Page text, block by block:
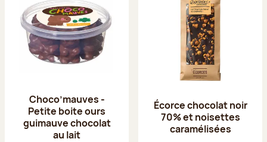
Choco’mauves -
Petite boite ours
guimauve chocolat
au lait
Écorce chocolat noir
70% et noisettes
caramélisées